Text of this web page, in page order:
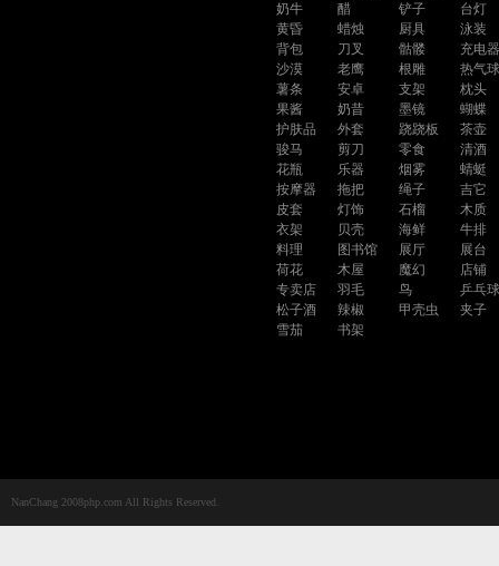
奶牛
醋 铲子
台灯
黄昏
蜡烛 厨具
泳装
背包
刀叉 骷髅
充电器
沙漠
老鹰 根雕
热气球
薯条
安卓 支架
枕头
果酱
奶昔 墨镜
蝴蝶
护肤品
外套 跷跷板
茶壶
骏马
剪刀 零食
清酒
花瓶
乐器 烟雾
蜻蜓
按摩器
拖把 绳子
吉它
皮套
灯饰 石榴
木质
衣架
贝壳 海鲜
牛排
料理
图书馆 展厅
展台
荷花
木屋 魔幻
店铺
专卖店
羽毛 鸟
乒乓球
松子酒
辣椒 甲壳虫
夹子
雪茄
书架
NanChang 2008php.com All Rights Reserved.